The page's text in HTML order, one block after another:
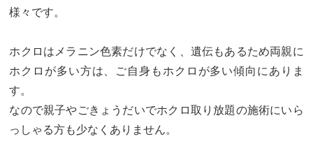
様々です。
ホクロはメラニン色素だけでなく、遺伝もあるため両親に
ホクロが多い方は、ご自身もホクロが多い傾向にありま
す。
なので親子やごきょうだいでホクロ取り放題の施術にいら
っしゃる方も少なくありません。